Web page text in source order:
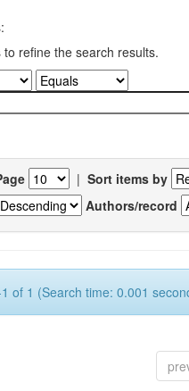
to refine the search results.
| Sort items by
Authors/record
of 1 (Search time: 0.001